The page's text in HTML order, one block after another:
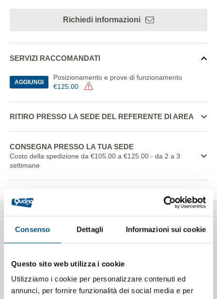
Consenso Dettagli Informazioni sui cookie
Questo sito web utilizza i cookie
Utilizziamo i cookie per personalizzare contenuti ed
annunci, per fornire funzionalità dei social media e per
Richiedi informazioni
SERVIZI RACCOMANDATI
AGGIUNGI
Posizionamento e prove di funzionamento
€125.00
RITIRO PRESSO LA SEDE DEL REFERENTE DI AREA
CONSEGNA PRESSO LA TUA SEDE
Costo della spedizione da €105.00 a €125.00 - da 2 a 3
settimane
Dettagli Caratteristiche Documentazione
BANCO ESPOSITORE da 101 LT. a refrigerazione
statica TN +2°+4°C con cella - 1000 mm. - Compatto
espositore orizzontale, ideale per prodotti di gastronomia,